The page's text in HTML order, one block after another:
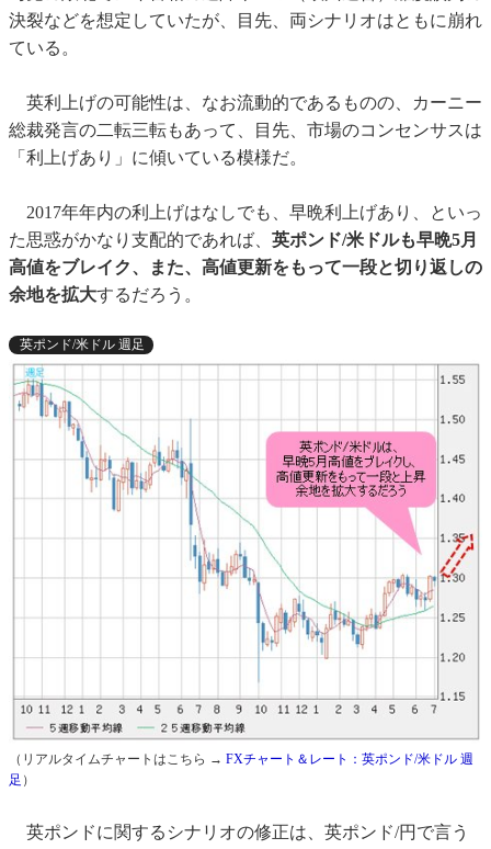
決裂などを想定していたが、目先、両シナリオはともに崩れ
ている。
英利上げの可能性は、なお流動的であるものの、カーニー
総裁発言の二転三転もあって、目先、市場のコンセンサスは
「利上げあり」に傾いている模様だ。
2017年年内の利上げはなしでも、早晩利上げあり、といっ
た思惑がかなり支配的であれば、 英ポンド/米ドルも早晩5月
高値をブレイク、また、高値更新をもって一段と切り返しの
余地を拡大するだろう。
英ポンド/米ドル 週足
（リアルタイムチャートはこちら → FXチャート＆レート：英ポンド/米ドル 週
足 ）
英ポンドに関するシナリオの修正は、英ポンド/円で言う